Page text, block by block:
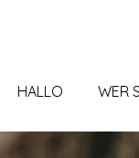
HALLO WER